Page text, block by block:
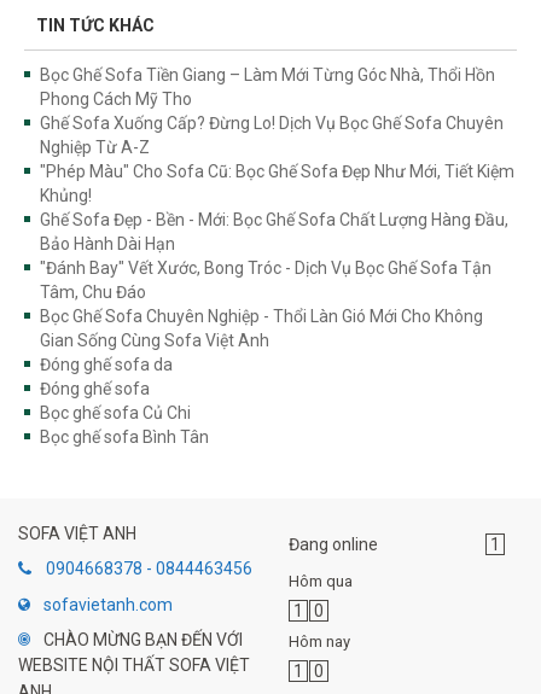
TIN TỨC KHÁC
Bọc Ghế Sofa Tiền Giang – Làm Mới Từng Góc Nhà, Thổi Hồn
Phong Cách Mỹ Tho
Ghế Sofa Xuống Cấp? Đừng Lo! Dịch Vụ Bọc Ghế Sofa Chuyên
Nghiệp Từ A-Z
"Phép Màu" Cho Sofa Cũ: Bọc Ghế Sofa Đẹp Như Mới, Tiết Kiệm
Khủng!
Ghế Sofa Đẹp - Bền - Mới: Bọc Ghế Sofa Chất Lượng Hàng Đầu,
Bảo Hành Dài Hạn
"Đánh Bay" Vết Xước, Bong Tróc - Dịch Vụ Bọc Ghế Sofa Tận
Tâm, Chu Đáo
Bọc Ghế Sofa Chuyên Nghiệp - Thổi Làn Gió Mới Cho Không
Gian Sống Cùng Sofa Việt Anh
Đóng ghế sofa da
Đóng ghế sofa
Bọc ghế sofa Củ Chi
Bọc ghế sofa Bình Tân
SOFA VIỆT ANH
0904668378 - 0844463456
sofavietanh.com
CHÀO MỪNG BẠN ĐẾN VỚI
WEBSITE NỘI THẤT SOFA VIỆT
Đang online 1
Hôm qua
1 0
Hôm nay
1 0